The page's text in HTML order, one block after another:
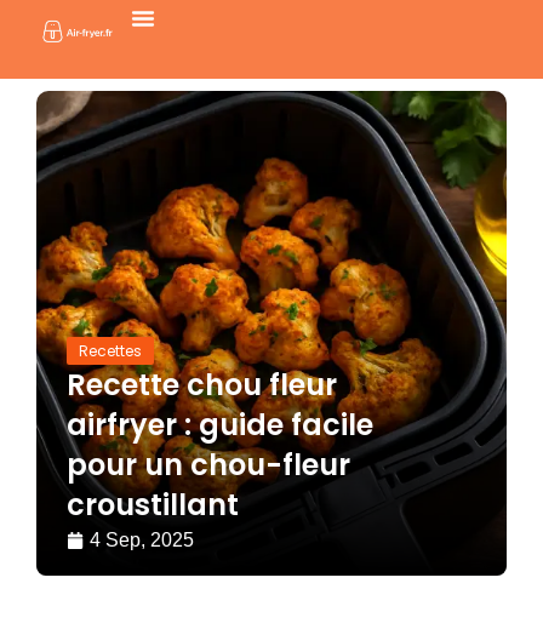
contenu
Recettes
Recette chou fleur
airfryer : guide facile
pour un chou-fleur
croustillant
4 Sep, 2025